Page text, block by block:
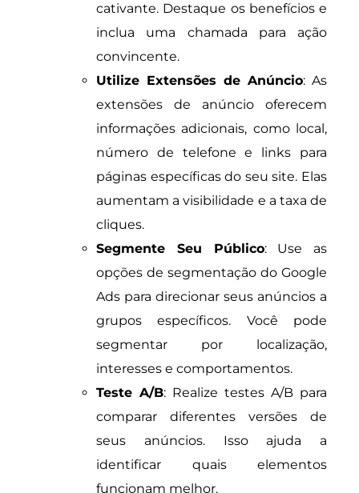
cativante. Destaque os benefícios e
inclua uma chamada para ação
convincente.
Utilize Extensões de Anúncio: As
extensões de anúncio oferecem
informações adicionais, como local,
número de telefone e links para
páginas específicas do seu site. Elas
aumentam a visibilidade e a taxa de
cliques.
Segmente Seu Público: Use as
opções de segmentação do Google
Ads para direcionar seus anúncios a
grupos específicos. Você pode
segmentar por localização,
interesses e comportamentos.
Teste A/B: Realize testes A/B para
comparar diferentes versões de
seus anúncios. Isso ajuda a
identificar quais elementos
funcionam melhor.